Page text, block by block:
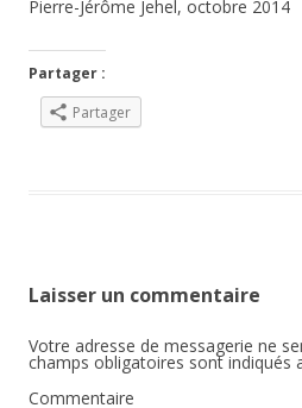
Pierre-Jérôme Jehel, octobre 2014
Partager :
Partager
Laisser un commentaire
Votre adresse de messagerie ne
champs obligatoires sont indiqués
Commentaire